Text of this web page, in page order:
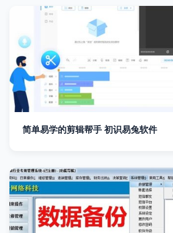
简单易学的剪辑帮手 初识易兔软件